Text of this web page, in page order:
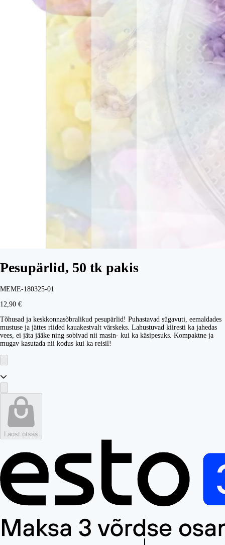
Pesupärlid, 50 tk pakis
MEME-180325-01
12,90 €
Tõhusad ja keskkonnasõbralikud pesupärlid! Puhastavad sügavuti, eemaldades
mustuse ja jättes riided kauakestvalt värskeks. Lahustuvad kiiresti ka jahedas
vees, ei jäta jääke ning sobivad nii masin- kui ka käsipesuks. Kompaktne ja
mugav kasutada nii kodus kui ka reisil!
Laost otsas